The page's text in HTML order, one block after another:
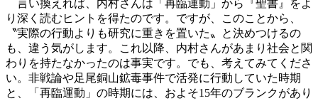
言い換えれば、内村さんは「再臨運動」から『聖書』をよ
り深く読むヒントを得たのです。ですが、このことから、
〝実際の行動よりも研究に重きを置いた〟と決めつけるの
も、違う気がします。これ以降、内村さんがあまり社会と関
わりを持たなかったのは事実です。でも、考えてみてくださ
い。非戦論や足尾銅山鉱毒事件で活発に行動していた時期
と、「再臨運動」の時期には、およそ15年のブランクがあり